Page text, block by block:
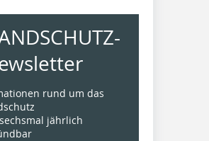
rund um das
jährlich